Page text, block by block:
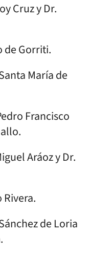
Cruz y Dr.
de Gorriti.
María de
Francisco
Aráoz y Dr.
Rivera.
de Loria